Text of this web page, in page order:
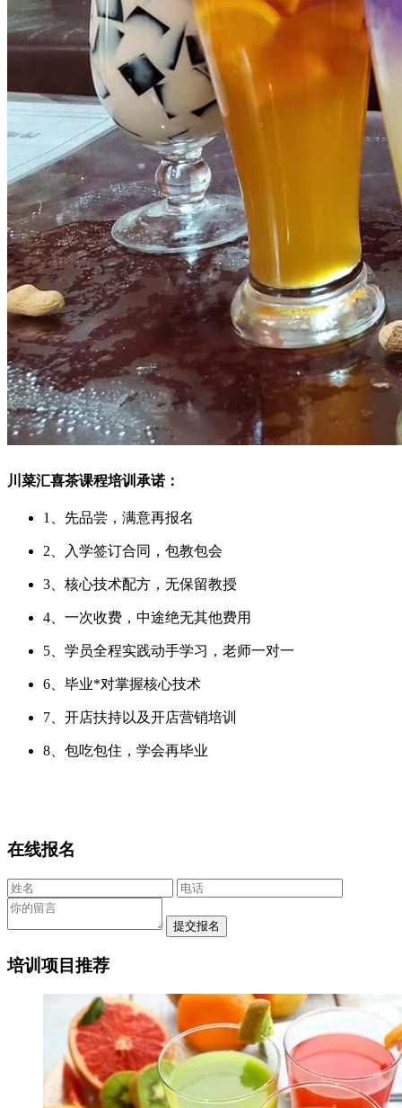
川菜汇喜茶课程培训承诺：
1、先品尝，满意再报名
2、入学签订合同，包教包会
3、核心技术配方，无保留教授
4、一次收费，中途绝无其他费用
5、学员全程实践动手学习，老师一对一
6、毕业*对掌握核心技术
7、开店扶持以及开店营销培训
8、包吃包住，学会再毕业
在线报名
培训项目推荐